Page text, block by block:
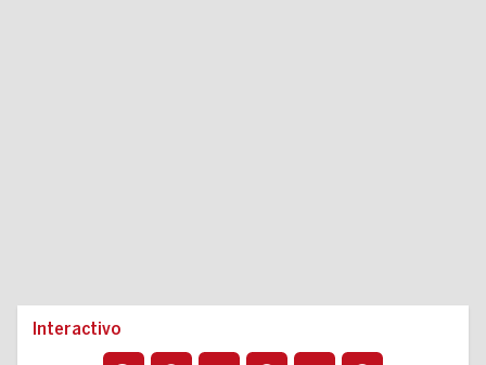
Interactivo